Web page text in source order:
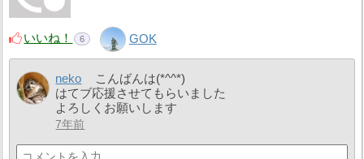
いいね！ 6 GOK
neko
こんばんは(*^^*)
はてブ応援させてもらいました
よろしくお願いします
7年前